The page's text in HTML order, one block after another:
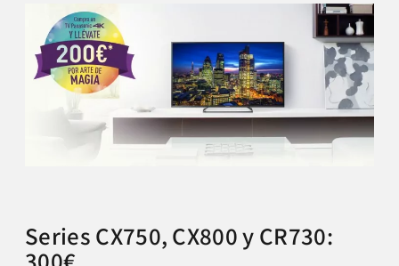
Series CX750, CX800 y CR730: